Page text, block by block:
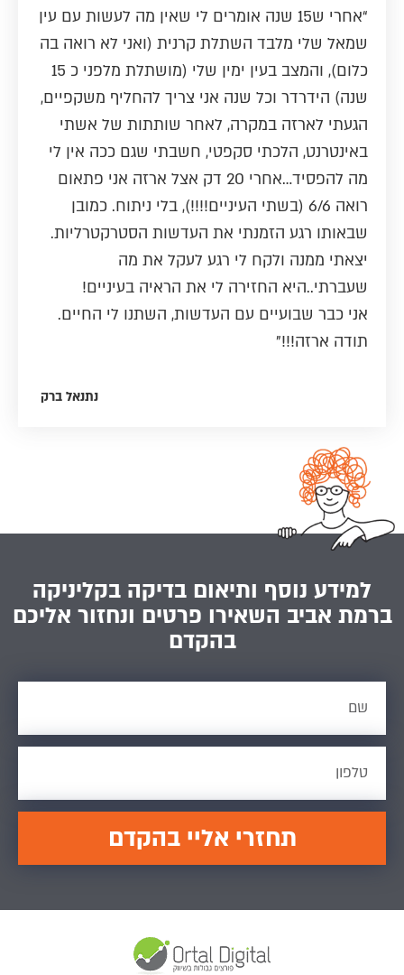
“אחרי ש15 שנה אומרים לי שאין מה לעשות עם עין
שמאל שלי מלבד השתלת קרנית (ואני לא רואה בה
כלום), והמצב בעין ימין שלי (מושתלת מלפני כ 15
שנה) הידרדר וכל שנה אני צריך להחליף משקפיים,
הגעתי לארזה במקרה, לאחר שותתות של אשתי
באינטרנט, הלכתי סקפטי, חשבתי שגם ככה אין לי
מה להפסיד…אחרי 20 דק אצל ארזה אני פתאום
רואה 6/6 (בשתי העיניים!!!!), בלי ניתוח. כמובן
שבאותו רגע הזמנתי את העדשות הסטרקטרליות.
יצאתי ממנה ולקח לי רגע לעקל את מה
שעברתי..היא החזירה לי את הראיה בעיניים!
אני כבר שבועיים עם העדשות, השתנו לי החיים.
תודה ארזה!!!”
נתנאל ברק
למידע נוסף ותיאום בדיקה בקליניקה
ברמת אביב השאירו פרטים ונחזור אליכם
בהקדם
תחזרי אליי בהקדם